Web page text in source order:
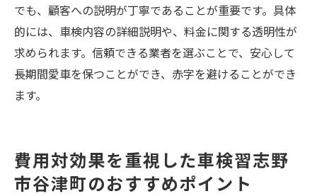
でも、顧客への説明が丁寧であることが重要です。具体
的には、車検内容の詳細説明や、料金に関する透明性が
求められます。信頼できる業者を選ぶことで、安心して
長期間愛車を保つことができ、赤字を避けることができ
ます。
費用対効果を重視した車検習志野
市谷津町のおすすめポイント